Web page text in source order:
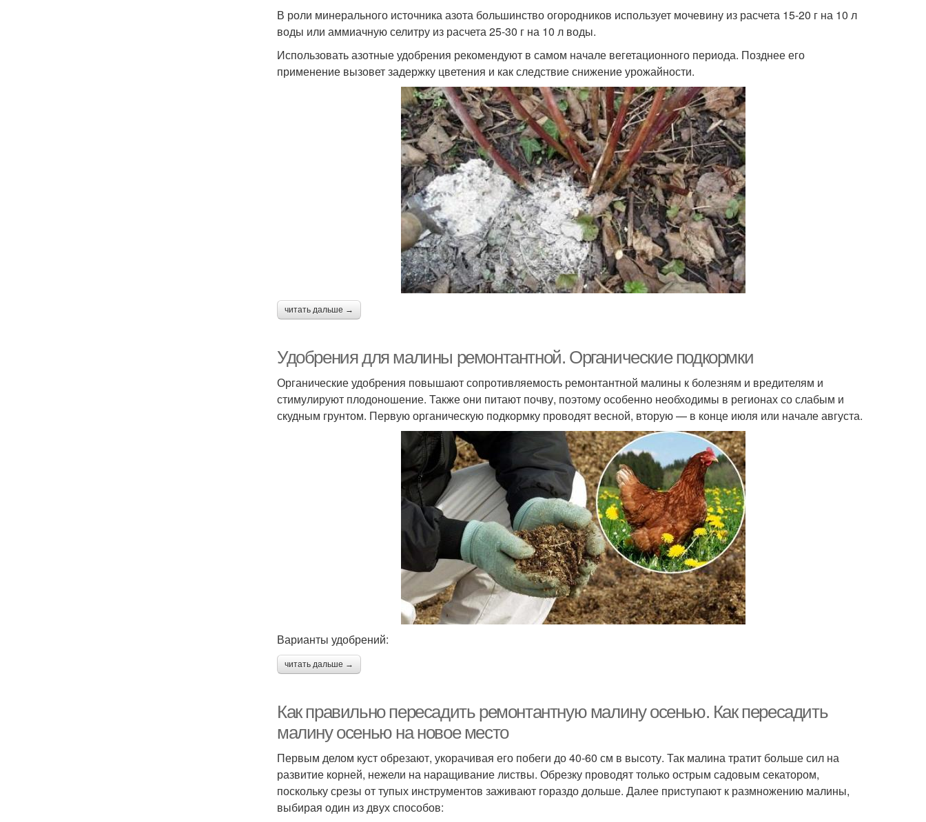
В роли минерального источника азота большинство огородников использует мочевину из расчета 15-20 г на 10 л
воды или аммиачную селитру из расчета 25-30 г на 10 л воды.
Использовать азотные удобрения рекомендуют в самом начале вегетационного периода. Позднее его
применение вызовет задержку цветения и как следствие снижение урожайности.
читать дальше →
Удобрения для малины ремонтантной. Органические подкормки
Органические удобрения повышают сопротивляемость ремонтантной малины к болезням и вредителям и
стимулируют плодоношение. Также они питают почву, поэтому особенно необходимы в регионах со слабым и
скудным грунтом. Первую органическую подкормку проводят весной, вторую — в конце июля или начале августа.
Варианты удобрений:
читать дальше →
Как правильно пересадить ремонтантную малину осенью. Как пересадить
малину осенью на новое место
Первым делом куст обрезают, укорачивая его побеги до 40-60 см в высоту. Так малина тратит больше сил на
развитие корней, нежели на наращивание листвы. Обрезку проводят только острым садовым секатором,
поскольку срезы от тупых инструментов заживают гораздо дольше. Далее приступают к размножению малины,
выбирая один из двух способов: